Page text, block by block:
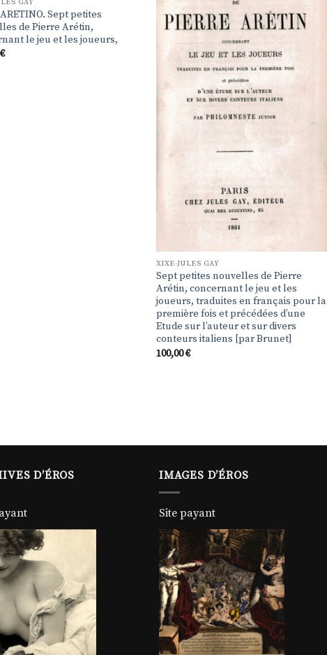
GAY
Sept petites
de Pierre Arétin,
le jeu et les joueurs,
€
liste de
souhaits
XIXE-JULES GAY
Sept petites nouvelles de Pierre
Arétin, concernant le jeu et les
joueurs, traduites en français pour la
première fois et précédées d’une
Etude sur l’auteur et sur divers
conteurs italiens [par Brunet]
100,00€
D’ÉROS IMAGES D’ÉROS
Site payant